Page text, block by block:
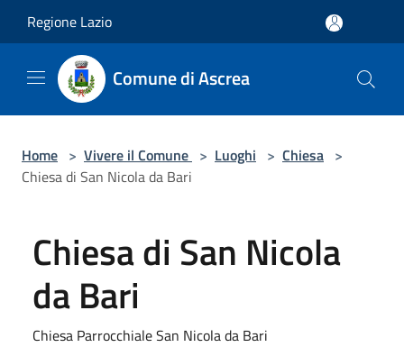
Regione Lazio
Comune di Ascrea
Home > Vivere il Comune > Luoghi > Chiesa >
Chiesa di San Nicola da Bari
Chiesa di San Nicola
da Bari
Chiesa Parrocchiale San Nicola da Bari